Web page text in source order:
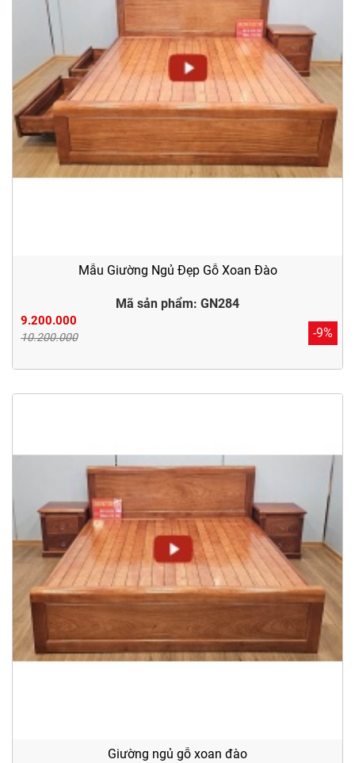
Mẫu Giường Ngủ Đẹp Gỗ Xoan Đào
Mã sản phẩm: GN284
9.200.000
10.200.000 -9%
Giường ngủ gỗ xoan đào